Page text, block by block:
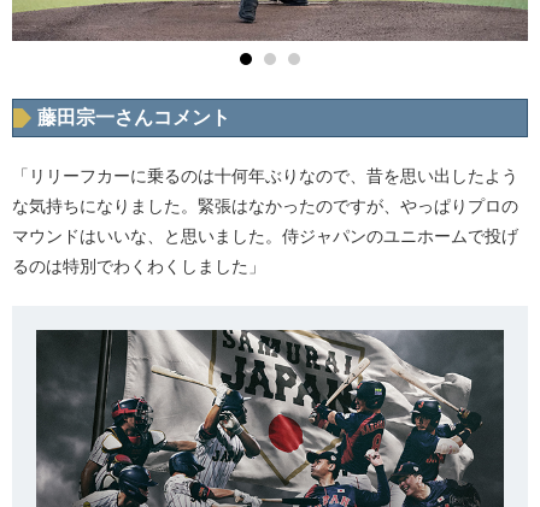
藤田宗一さんコメント
「リリーフカーに乗るのは十何年ぶりなので、昔を思い出したよう
な気持ちになりました。緊張はなかったのですが、やっぱりプロの
マウンドはいいな、と思いました。侍ジャパンのユニホームで投げ
るのは特別でわくわくしました」